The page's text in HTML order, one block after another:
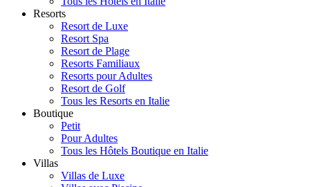
Resorts
Resort de Luxe
Resort Spa
Resort de Plage
Resorts Familiaux
Resorts pour Adultes
Resort de Golf
Tous les Resorts en Italie
Boutique
Petit
Pour Adultes
Tous les Hôtels Boutique en Italie
Villas
Villas de Luxe